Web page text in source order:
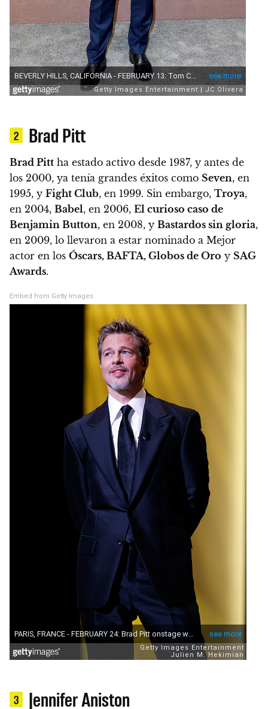
2 Brad Pitt
Brad Pitt ha estado activo desde 1987, y antes de
los 2000, ya tenía grandes éxitos como Seven, en
1995, y Fight Club, en 1999. Sin embargo, Troya,
en 2004, Babel, en 2006, El curioso caso de
Benjamin Button, en 2008, y Bastardos sin gloria,
en 2009, lo llevaron a estar nominado a Mejor
actor en los Óscars, BAFTA, Globos de Oro y SAG
Awards.
Embed from Getty Images
3 Jennifer Aniston